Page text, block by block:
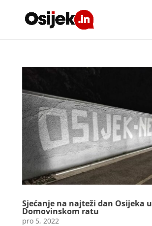
Sjećanje na najteži dan Osijeka u
Domovinskom ratu
pro 5, 2022